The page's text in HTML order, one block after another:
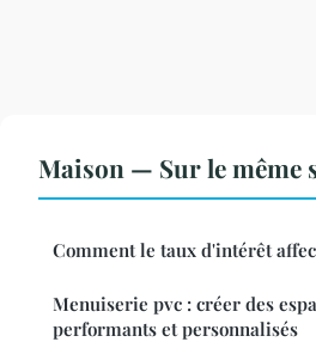
Maison — Sur le même
Comment le taux d'intérêt
Menuiserie pvc : créer des
performants et personnalisés